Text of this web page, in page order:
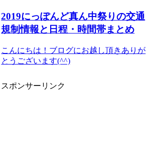
2019にっぽんど真ん中祭りの交通
規制情報と日程・時間帯まとめ
こんにちは！ブログにお越し頂きありが
とうございます(^^)
スポンサーリンク